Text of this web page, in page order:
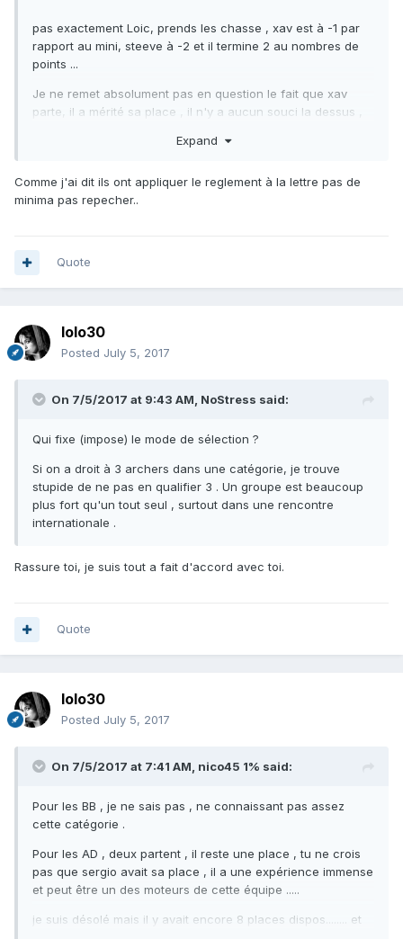
pas exactement Loic, prends les chasse , xav est à -1 par
rapport au mini, steeve à -2 et il termine 2 au nombres de
points ...
Je ne remet absolument pas en question le fait que xav
parte, il a mérité sa place , il n'y a aucun souci la dessus ,
minima .... elle est ou la logique ??? les deux devaient partir
Expand
Comme j'ai dit ils ont appliquer le reglement à la lettre pas de
minima pas repecher..
Quote
lolo30
Posted July 5, 2017
On 7/5/2017 at 9:43 AM, NoStress said:
Qui fixe (impose) le mode de sélection ?
Si on a droit à 3 archers dans une catégorie, je trouve
stupide de ne pas en qualifier 3 . Un groupe est beaucoup
plus fort qu'un tout seul , surtout dans une rencontre
internationale .
Rassure toi, je suis tout a fait d'accord avec toi.
Quote
lolo30
Posted July 5, 2017
On 7/5/2017 at 7:41 AM, nico45 1% said:
Pour les BB , je ne sais pas , ne connaissant pas assez
cette catégorie .
Pour les AD , deux partent , il reste une place , tu ne crois
pas que sergio avait sa place , il a une expérience immense
et peut être un des moteurs de cette équipe .....
je suis désolé mais il y avait encore 8 places dispos........ et